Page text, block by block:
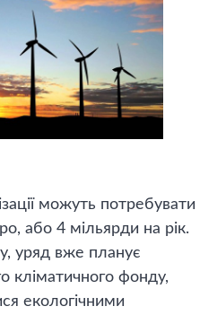
можуть потребувати
або 4 мільярди на рік.
уряд вже планує
кліматичного фонду,
екологічними